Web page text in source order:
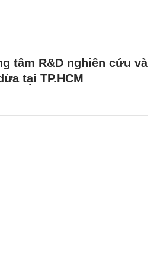
tâm R&D nghiên cứu và
tại TP.HCM